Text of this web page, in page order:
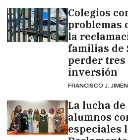
Colegios
problemas
la
familias de
perder
inversión
FRANCISCO J.
La lucha
alumnos
especiales